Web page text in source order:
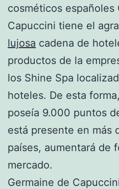
cosméticos españoles
Capuccini tiene el
lujosa cadena de
productos de la
los Shine Spa
hoteles. De esta
poseía 9.000 puntos
está presente en más
países, aumentará de
mercado.
Germaine de